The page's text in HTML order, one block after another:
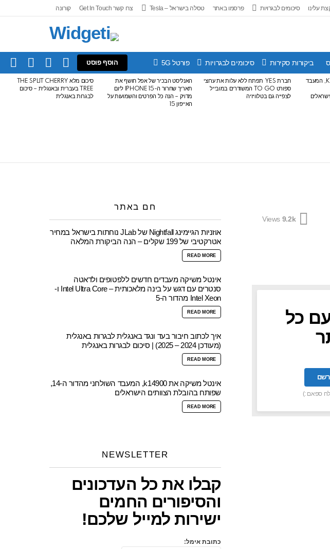
עלינו סיכומים לבגרויות פרסמו באתר טסלה בישראל – Tesla צרו קשר Get In Touch קורונה
ביקורות סקירות סיכומים לבגרויות פורטל 5G הוסף פוסט
FOLLOW
SWITCH
SEARCH
אינטל משיקה את K14900, המעבד
חברת YES תפתח ללא עלות את ערוצי
ספורט TO GO המשודרים במובייל
לצפייה גם בטלוויזיה
האנליסט הבכיר של אפל חושף את
תאריך שחרור ה-IPHONE 15 ליום
מדויק – הנה כל הפרטים והשמועות על
האייפון 15
סיכום מלא THE SPLIT CHERRY
TREE בעברית ובאנגלית – סיכום
לבגרות באנגלית
9.2k
Views
כל
ספאם :)
חם באתר
אוזניות הגיימינג Nightfall של JLab נוחתות בישראל במחיר
אטרקטיבי של 199 שקלים – הנה הביקורת המלאה
READ MORE
אינטל משיקה מעבדים חדשים ללפטופים ולדאטה
סנטרים עם דגש על בינה מלאכותית – Intel Ultra Core ו-
Intel Xeon מהדור ה-5
READ MORE
איך לכתוב חיבור בעד ונגד באנגלית לבגרות באנגלית
(מעודכן 2024 – 2025) | סיכום לבגרות באנגלית
READ MORE
אינטל משיקה את k14900, המעבד השולחני מהדור ה-14,
שפותח בהובלת הצוותים הישראלים
READ MORE
NEWSLETTER
קבלו את כל העדכונים
והסיפורים החמים
ישירות למייל שלכם!
כתובת אימל: